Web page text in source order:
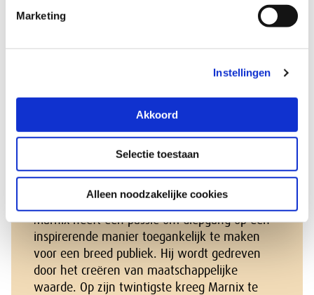
Marketing
Instellingen
Akkoord
Selectie toestaan
Alleen noodzakelijke cookies
In de podcast Impact in de Polder neemt onze
vaste reporter Marnix Kluiters luisteraars mee
één onderwerp centraal, aanhakend op een
uitgebracht. Met als insteek: wat is de
het veld eruit en hoe gaat de SER te werk?
Over Marnix Kluiters
Marnix heeft een passie om diepgang op een
inspirerende manier toegankelijk te maken
voor een breed publiek. Hij wordt gedreven
door het creëren van maatschappelijke
waarde. Op zijn twintigste kreeg Marnix te